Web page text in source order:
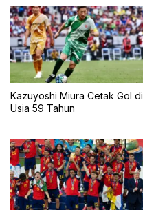
Kazuyoshi Miura Cetak Gol di
Usia 59 Tahun